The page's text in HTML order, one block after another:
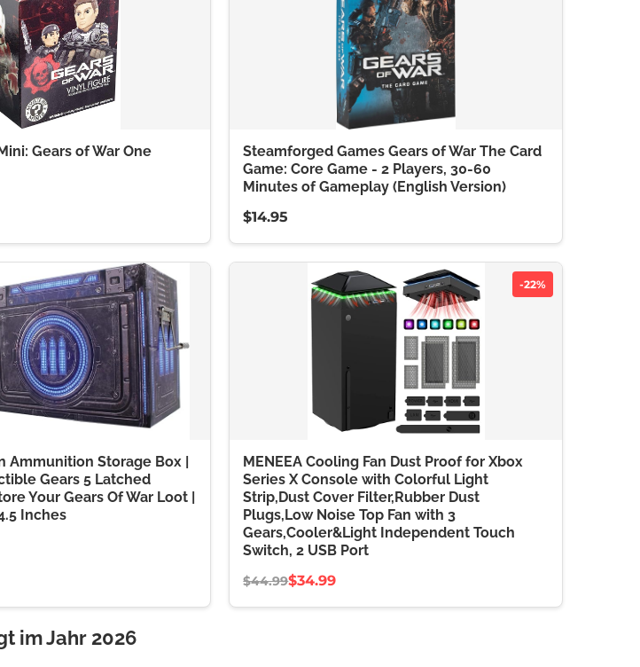
Gears of War One
Steamforged Games Gears of War The Card
Game: Core Game - 2 Players, 30-60
Minutes of Gameplay (English Version)
$14.95
Ammunition Storage Box |
Gears 5 Latched
Your Gears Of War Loot |
Inches
-22%
MENEEA Cooling Fan Dust Proof for Xbox
Series X Console with Colorful Light
Strip,Dust Cover Filter,Rubber Dust
Plugs,Low Noise Top Fan with 3
Gears,Cooler&Light Independent Touch
Switch, 2 USB Port
$44.99$34.99
im Jahr 2026